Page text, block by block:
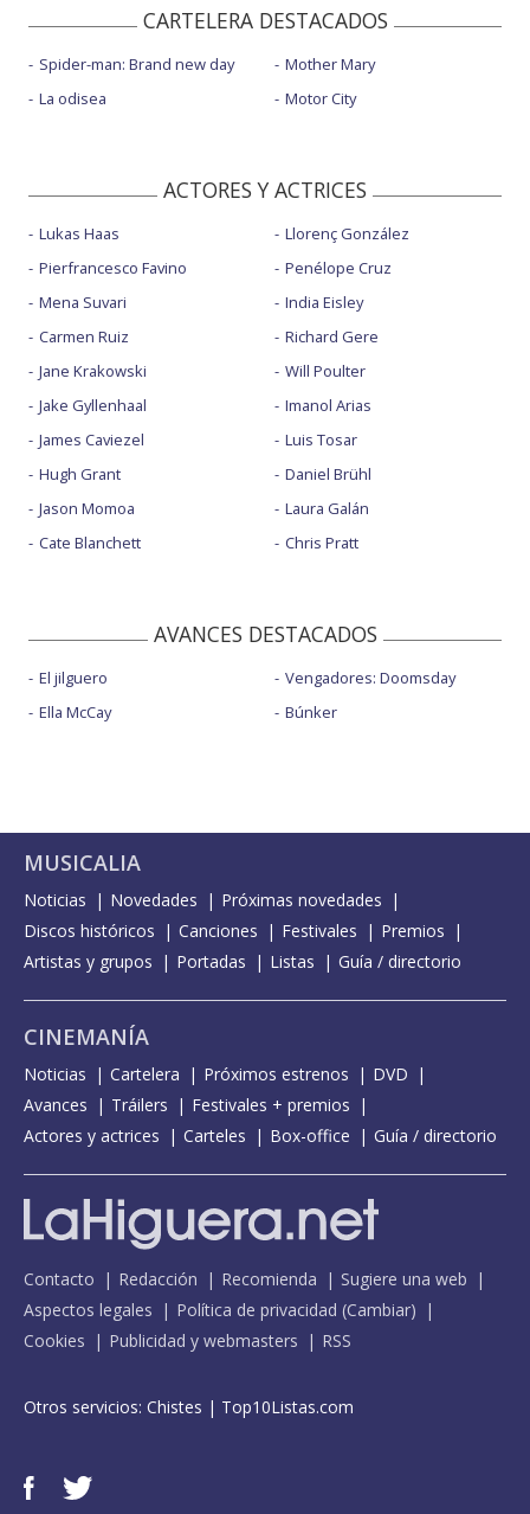
CARTELERA DESTACADOS
Spider-man: Brand new day
La odisea
Mother Mary
Motor City
ACTORES Y ACTRICES
Lukas Haas
Pierfrancesco Favino
Mena Suvari
Carmen Ruiz
Jane Krakowski
Jake Gyllenhaal
James Caviezel
Hugh Grant
Jason Momoa
Cate Blanchett
Llorenç González
Penélope Cruz
India Eisley
Richard Gere
Will Poulter
Imanol Arias
Luis Tosar
Daniel Brühl
Laura Galán
Chris Pratt
AVANCES DESTACADOS
El jilguero
Ella McCay
Vengadores: Doomsday
Búnker
MUSICALIA
Noticias Novedades
Próximas novedades
Discos históricos
Canciones Festivales
Premios
Artistas y grupos
Portadas Listas Guía / directorio
CINEMANÍA
Noticias Cartelera Próximos estrenos
DVD
Avances
Tráilers
Festivales + premios
Actores y actrices
Carteles Box-office Guía / directorio
Contacto Redacción Recomienda
Sugiere una web
Aspectos legales
Política de privacidad (Cambiar)
Cookies
Publicidad y webmasters RSS
Otros servicios: Chistes | Top10Listas.com